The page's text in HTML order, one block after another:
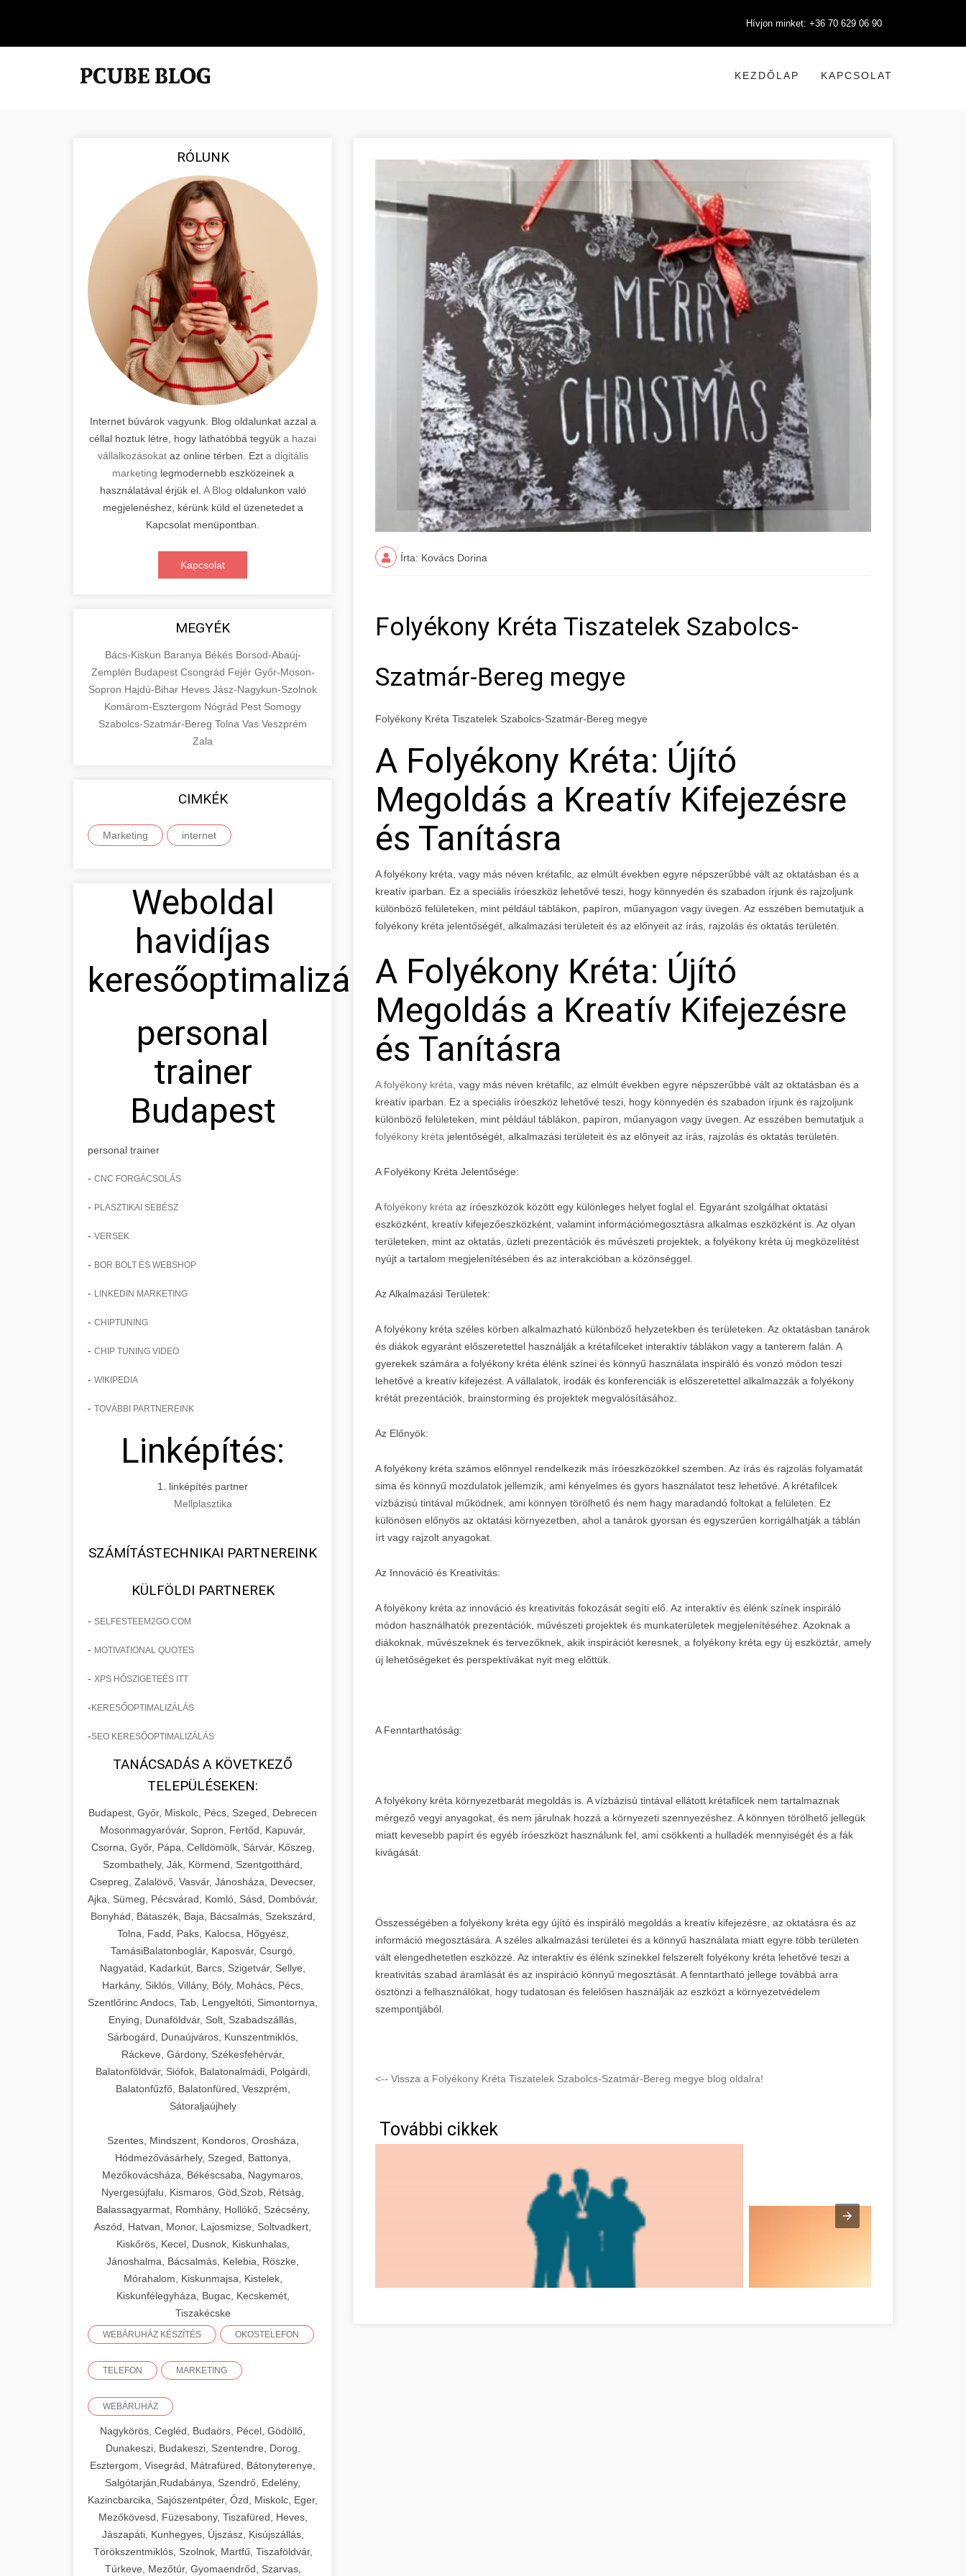
Hívjon minket: +36 70 629 06 90
KEZDŐLAP KAPCSOLAT
RÓLUNK
Internet búvárok vagyunk. Blog oldalunkat azzal a
céllal hoztuk létre, hogy láthatóbbá tegyük a hazai
vállalkozásokataz online térben. Ezt a digitális
marketing legmodernebb eszközeinek a
használatával érjük el. A Blog oldalunkon való
megjelenéshez, kérünk küld el üzenetedet a
Kapcsolat menüpontban.
Kapcsolat
MEGYÉK
Bács-Kiskun Baranya Békés Borsod-Abaúj-
Zemplén Budapest Csongrád Fejér Győr-Moson-
Sopron Hajdú-Bihar Heves Jász-Nagykun-Szolnok
Komárom-Esztergom Nógrád Pest Somogy
Szabolcs-Szatmár-Bereg Tolna Vas Veszprém
Zala
CIMKÉK
Marketing internet
Weboldal
havidíjas
keresőoptimalizálás
personal
trainer
Budapest
personal trainer
- CNC FORGÁCSOLÁS
- PLASZTIKAI SEBÉSZ
- VERSEK
- BOR BOLT ÉS WEBSHOP
- LINKEDIN MARKETING
- CHIPTUNING
- CHIP TUNING VIDEO
- WIKIPEDIA
- TOVÁBBI PARTNEREINK
Linképítés:
1. linképítés partner
Mellplasztika
SZÁMÍTÁSTECHNIKAI PARTNEREINK
KÜLFÖLDI PARTNEREK
- SELFESTEEM2GO.COM
- MOTIVATIONAL QUOTES
- XPS HŐSZIGETEÉS ITT
- KERESŐOPTIMALIZÁLÁS
-SEO KERESŐOPTIMALIZÁLÁS
TANÁCSADÁS A KÖVETKEZŐ
TELEPÜLÉSEKEN:
Budapest, Győr, Miskolc, Pécs, Szeged, Debrecen
Mosonmagyaróvár, Sopron, Fertőd, Kapuvár,
Csorna, Győr, Pápa, Celldömölk, Sárvár, Kőszeg,
Szombathely, Ják, Körmend, Szentgotthárd,
Csepreg, Zalalövő, Vasvár, Jánosháza, Devecser,
Ajka, Sümeg, Pécsvárad, Komló, Sásd, Dombóvár,
Bonyhád, Bátaszék, Baja, Bácsalmás, Szekszárd,
Tolna, Fadd, Paks, Kalocsa, Hőgyész,
TamásiBalatonboglár, Kaposvár, Csurgó,
Nagyatád, Kadarkút, Barcs, Szigetvár, Sellye,
Harkány, Siklós, Villány, Bóly, Mohács, Pécs,
Szentlőrinc Andocs, Tab, Lengyeltóti, Simontornya,
Enying, Dunaföldvár, Solt, Szabadszállás,
Sárbogárd, Dunaújváros, Kunszentmiklós,
Ráckeve, Gárdony, Székesfehérvár,
Balatonföldvár, Siófok, Balatonalmádi, Polgárdi,
Balatonfűzfő, Balatonfüred, Veszprém,
Sátoraljaújhely
Szentes, Mindszent, Kondoros, Orosháza,
Hódmezővásárhely, Szeged, Battonya,
Mezőkovácsháza, Békéscsaba, Nagymaros,
Nyergesújfalu, Kismaros, Göd,Szob, Rétság,
Balassagyarmat, Romhány, Hollókő, Szécsény,
Aszód, Hatvan, Monor, Lajosmizse, Soltvadkert,
Kiskőrös, Kecel, Dusnok, Kiskunhalas,
Jánoshalma, Bácsalmás, Kelebia, Röszke,
Mórahalom, Kiskunmajsa, Kistelek,
Kiskunfélegyháza, Bugac, Kecskemét,
Tiszakécske
WEBÁRUHÁZ KÉSZÍTÉS OKOSTELEFON
TELEFON MARKETING
WEBÁRUHÁZ
Nagykörös, Cegléd, Budaörs, Pécel, Gödöllő,
Dunakeszi, Budakeszi, Szentendre, Dorog,
Esztergom, Visegrád, Mátrafüred, Bátonyterenye,
Salgótarján,Rudabánya, Szendrő, Edelény,
Kazincbarcika, Sajószentpéter, Ózd, Miskolc, Eger,
Mezőkövesd, Füzesabony, Tiszafüred, Heves,
Jászapáti, Kunhegyes, Újszász, Kisújszállás,
Törökszentmiklós, Szolnok, Martfű, Tiszaföldvár,
Túrkeve, Mezőtúr, Gyomaendrőd, Szarvas,
Írta: Kovács Dorina
Folyékony Kréta Tiszatelek Szabolcs-
Szatmár-Bereg megye
Folyékony Kréta Tiszatelek Szabolcs-Szatmár-Bereg megye
A Folyékony Kréta: Újító
Megoldás a Kreatív Kifejezésre
és Tanításra
A folyékony kréta, vagy más néven krétafilc, az elmúlt években egyre népszerűbbé vált az oktatásban és a
kreatív iparban. Ez a speciális íróeszköz lehetővé teszi, hogy könnyedén és szabadon írjunk és rajzoljunk
különböző felületeken, mint például táblákon, papíron, műanyagon vagy üvegen. Az esszében bemutatjuk a
folyékony kréta jelentőségét, alkalmazási területeit és az előnyeit az írás, rajzolás és oktatás területén.
A Folyékony Kréta: Újító
Megoldás a Kreatív Kifejezésre
és Tanításra
A folyékony kréta , vagy más néven krétafilc, az elmúlt években egyre népszerűbbé vált az oktatásban és a
kreatív iparban. Ez a speciális íróeszköz lehetővé teszi, hogy könnyedén és szabadon írjunk és rajzoljunk
különböző felületeken, mint például táblákon, papíron, műanyagon vagy üvegen. Az esszében bemutatjuk a
folyékony kréta jelentőségét, alkalmazási területeit és az előnyeit az írás, rajzolás és oktatás területén.
A Folyékony Kréta Jelentősége:
Afolyékony kréta az íróeszközök között egy különleges helyet foglal el. Egyaránt szolgálhat oktatási
eszközként, kreatív kifejezőeszközként, valamint információmegosztásra alkalmas eszközként is. Az olyan
területeken, mint az oktatás, üzleti prezentációk és művészeti projektek, a folyékony kréta új megközelítést
nyújt a tartalom megjelenítésében és az interakcióban a közönséggel.
Az Alkalmazási Területek:
A folyékony kréta széles körben alkalmazható különböző helyzetekben és területeken. Az oktatásban tanárok
és diákok egyaránt előszeretettel használják a krétafilceket interaktív táblákon vagy a tanterem falán. A
gyerekek számára a folyékony kréta élénk színei és könnyű használata inspiráló és vonzó módon teszi
lehetővé a kreatív kifejezést. A vállalatok, irodák és konferenciák is előszeretettel alkalmazzák a folyékony
krétát prezentációk, brainstorming és projektek megvalósításához.
Az Előnyök:
A folyékony kréta számos előnnyel rendelkezik más íróeszközökkel szemben. Az írás és rajzolás folyamatát
sima és könnyű mozdulatok jellemzik, ami kényelmes és gyors használatot tesz lehetővé. A krétafilcek
vízbázisú tintával működnek, ami könnyen törölhető és nem hagy maradandó foltokat a felületen. Ez
különösen előnyös az oktatási környezetben, ahol a tanárok gyorsan és egyszerűen korrigálhatják a táblán
írt vagy rajzolt anyagokat.
Az Innováció és Kreativitás:
A folyékony kréta az innováció és kreativitás fokozását segíti elő. Az interaktív és élénk színek inspiráló
módon használhatók prezentációk, művészeti projektek és munkaterületek megjelenítéséhez. Azoknak a
diákoknak, művészeknek és tervezőknek, akik inspirációt keresnek, a folyékony kréta egy új eszköztár, amely
új lehetőségeket és perspektívákat nyit meg előttük.
A Fenntarthatóság:
A folyékony kréta környezetbarát megoldás is. A vízbázisú tintával ellátott krétafilcek nem tartalmaznak
mérgező vegyi anyagokat, és nem járulnak hozzá a környezeti szennyezéshez. A könnyen törölhető jellegük
miatt kevesebb papírt és egyéb íróeszközt használunk fel, ami csökkenti a hulladék mennyiségét és a fák
kivágását.
Összességében a folyékony kréta egy újító és inspiráló megoldás a kreatív kifejezésre, az oktatásra és az
információ megosztására. A széles alkalmazási területei és a könnyű használata miatt egyre több területen
vált elengedhetetlen eszközzé. Az interaktív és élénk színekkel felszerelt folyékony kréta lehetővé teszi a
kreativitás szabad áramlását és az inspiráció könnyű megosztását. A fenntartható jellege továbbá arra
ösztönzi a felhasználókat, hogy tudatosan és felelősen használják az eszközt a környezetvédelem
szempontjából.
<-- Vissza a Folyékony Kréta Tiszatelek Szabolcs-Szatmár-Bereg megye blog oldalra!
További cikkek